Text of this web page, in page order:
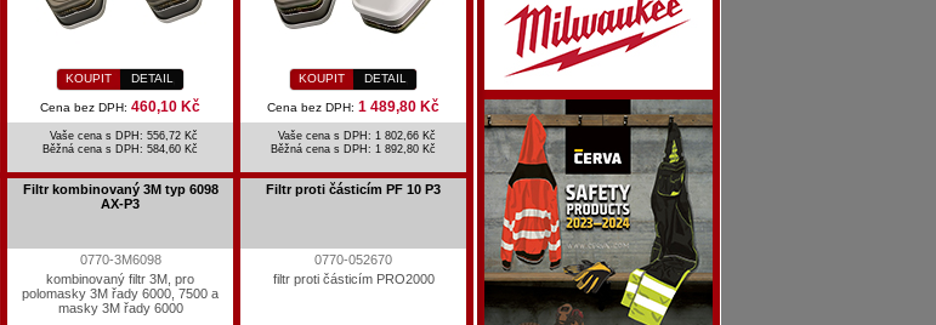
KOUPIT DETAIL
Cena bez DPH: 460,10 Kč
Vaše cena s DPH: 556,72 Kč
Běžná cena s DPH: 584,60 Kč
KOUPIT DETAIL
Cena bez DPH: 1 489,80 Kč
Vaše cena s DPH: 1 802,66 Kč
Běžná cena s DPH: 1 892,80 Kč
Filtr kombinovaný 3M typ 6098
AX-P3
0770-3M6098
kombinovaný filtr 3M, pro
polomasky 3M řady 6000, 7500 a
masky 3M řady 6000
Filtr proti částicím PF 10 P3
0770-052670
filtr proti částicím PRO2000